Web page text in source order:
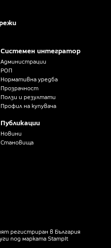
Системен интегратор
Администрации
РОП
Нормативна уредба
Прозрачност
Ползи и резултати
Профил на купувача
Публикации
Новини
Становища
регистриран в България
под марката StampIt